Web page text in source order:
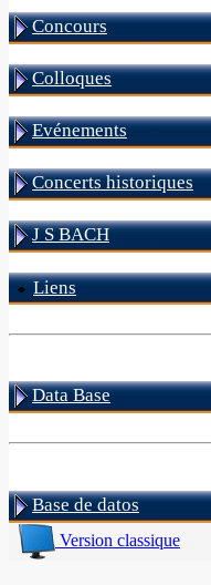
Concours
Colloques
Evénements
Concerts historiques
J S BACH
Liens
Data Base
Base de datos
Version classique